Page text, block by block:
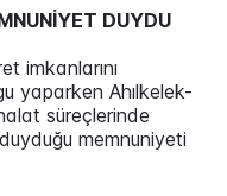
DUYDU
imkanlarını
yaparken Ahılkelek-
süreçlerinde
memnuniyeti